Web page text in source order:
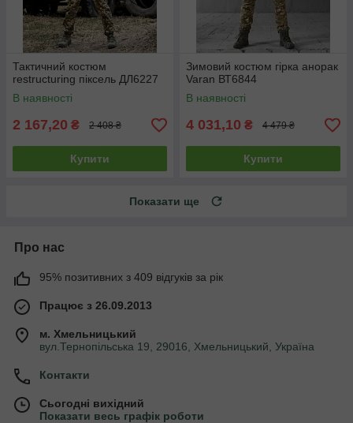
Тактичний костюм
restructuring піксель ДЛ6227
В наявності
2 167,20 ₴ 2 408 ₴
Купити
Зимовий костюм гірка анорак
Varan ВТ6844
В наявності
4 031,10 ₴ 4 479 ₴
Купити
Показати ще
Про нас
95% позитивних з 409 відгуків за рік
Працює з 26.09.2013
м. Хмельницький
вул.Тернопільська 19, 29016, Хмельницький, Україна
Контакти
Сьогодні вихідний
Показати весь графік роботи